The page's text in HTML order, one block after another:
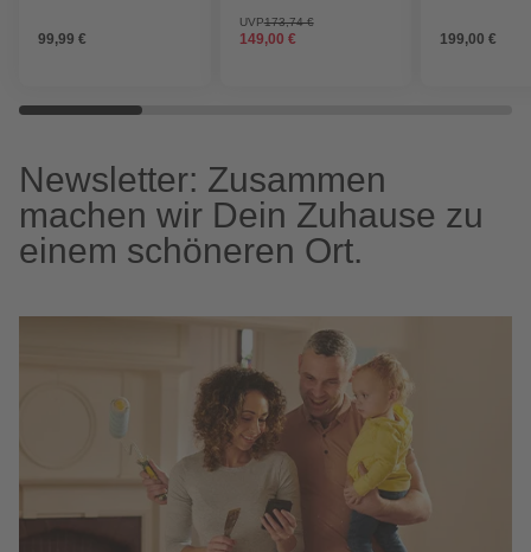
99,99 €
UVP173,74 €
149,00 € 199,00 €
Newsletter: Zusammen
machen wir Dein Zuhause zu
einem schöneren Ort.